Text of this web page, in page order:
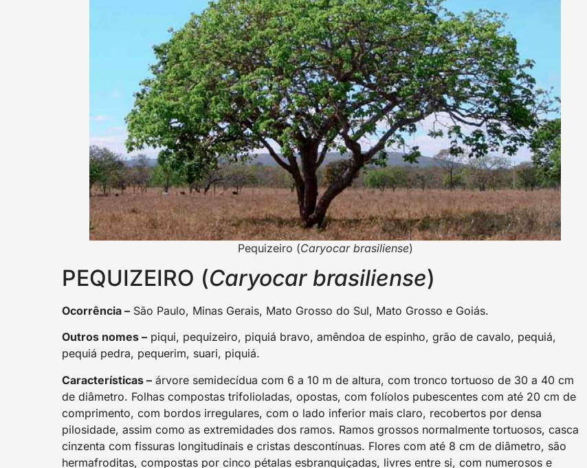
Pequizeiro (Caryocar brasiliense)
PEQUIZEIRO (Caryocar brasiliense)
Ocorrência – São Paulo, Minas Gerais, Mato Grosso do Sul, Mato Grosso e Goiás.
Outros nomes – piqui, pequizeiro, piquiá bravo, amêndoa de espinho, grão de cavalo, pequiá,
pequiá pedra, pequerim, suari, piquiá.
Características – árvore semidecídua com 6 a 10 m de altura, com tronco tortuoso de 30 a 40 cm
de diâmetro. Folhas compostas trifolioladas, opostas, com folíolos pubescentes com até 20 cm de
comprimento, com bordos irregulares, com o lado inferior mais claro, recobertos por densa
pilosidade, assim como as extremidades dos ramos. Ramos grossos normalmente tortuosos, casca
cinzenta com fissuras longitudinais e cristas descontínuas. Flores com até 8 cm de diâmetro, são
hermafroditas, compostas por cinco pétalas esbranquiçadas, livres entre si, com numerosos e